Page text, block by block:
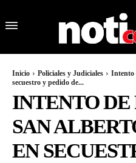
Inicio Policiales y Judiciales
Intento
secuestro y pedido de...
INTENTO DE
SAN
EN